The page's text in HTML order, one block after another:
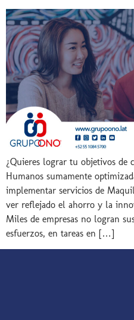
¿Quieres lograr tu objetivos de
Humanos sumamente
implementar servicios de
ver reflejado el ahorro y la
Miles de empresas no logran
esfuerzos, en tareas en […]